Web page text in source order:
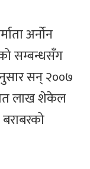
अर्नोन
सम्बन्धसँग
सन् २००७
लाख शेकेल